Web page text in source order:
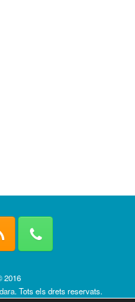
2016
. Tots els drets reservats.